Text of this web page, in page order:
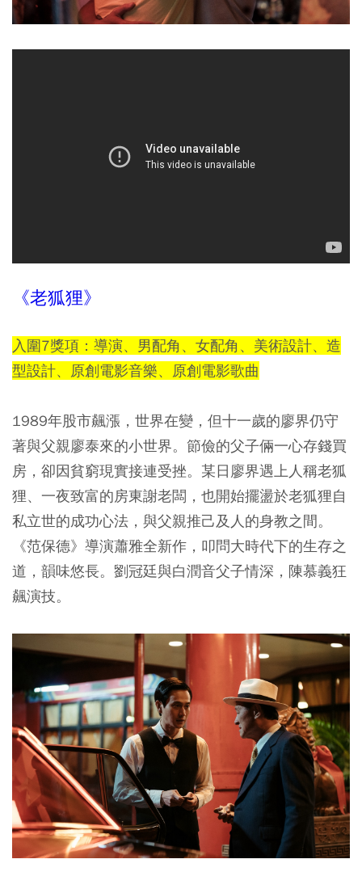
《老狐狸》
入圍7獎項：導演、男配角、女配角、美術設計、造
型設計、原創電影音樂、原創電影歌曲
1989年股市飆漲，世界在變，但十一歲的廖界仍守
著與父親廖泰來的小世界。節儉的父子倆一心存錢買
房，卻因貧窮現實接連受挫。某日廖界遇上人稱老狐
狸、一夜致富的房東謝老闆，也開始擺盪於老狐狸自
私立世的成功心法，與父親推己及人的身教之間。
《范保德》導演蕭雅全新作，叩問大時代下的生存之
道，韻味悠長。劉冠廷與白潤音父子情深，陳慕義狂
飆演技。